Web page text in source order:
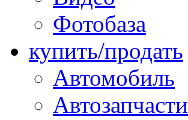
Фотобаза
купить/продать
Автомобиль
Автозапчасти